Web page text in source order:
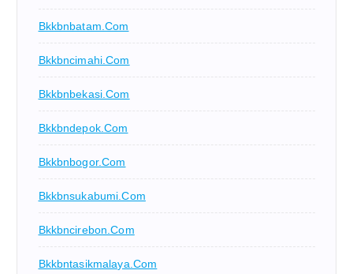
Bkkbnbatam.com
Bkkbncimahi.com
Bkkbnbekasi.com
Bkkbndepok.com
Bkkbnbogor.com
Bkkbnsukabumi.com
Bkkbncirebon.com
Bkkbntasikmalaya.com